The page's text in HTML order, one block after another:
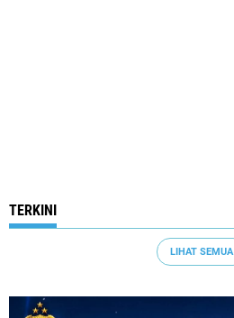
TERKINI
LIHAT SEMUA